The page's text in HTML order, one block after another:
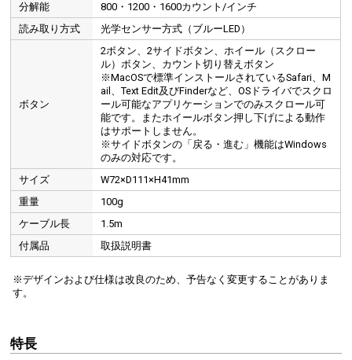
分解能
800・1200・1600カウント/インチ
読み取り方式
光学センサー方式（ブルーLED）
ボタン
2ボタン、2サイドボタン、ホイール（スクロー
ル）ボタン、カウント切り替えボタン
※MacOSで標準インストールされているSafari、M
ail、Text Edit及びFinderなど、OSドライバでスクロ
ール可能なアプリケーションでのみスクロール可
能です。またホイールボタン押し下げによる動作
はサポートしません。
※サイドボタンの「戻る・進む」機能はWindows
のみの対応です。
サイズ
W72×D111×H41mm
重量
100g
ケーブル長
1.5m
付属品
取扱説明書
※デザインおよび仕様は改良のため、予告なく変更することがありま
す。
特長